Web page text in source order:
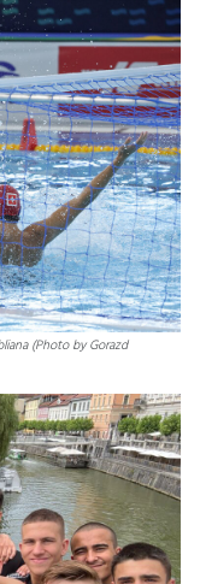
(Photo by Gorazd